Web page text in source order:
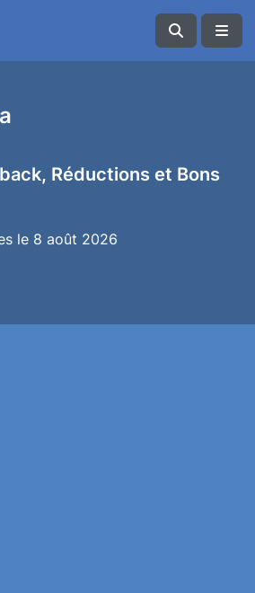
Réductions et Bons
le 8 août 2026